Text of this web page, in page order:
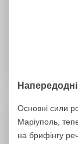
Напередодні
Основні сили
Маріуполь,
на брифінгу